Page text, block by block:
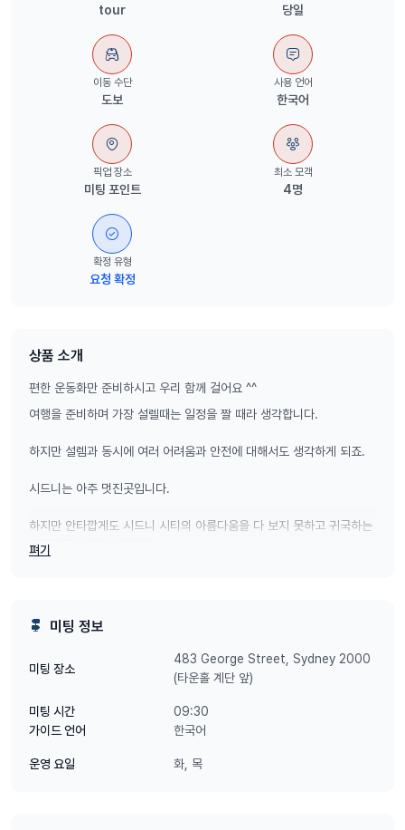
tour 당일
이동 수단
도보
사용 언어
한국어
픽업 장소
미팅 포인트
최소 모객
4명
확정 유형
요청 확정
상품 소개
편한 운동화만 준비하시고 우리 함께 걸어요 ^^
여행을 준비하며 가장 설렐때는 일정을 짤 때라 생각합니다.
하지만 설렘과 동시에 여러 어려움과 안전에 대해서도 생각하게 되죠.
시드니는 아주 멋진곳입니다.
하지만 안타깝게도 시드니 시티의 아름다움을 다 보지 못하고 귀국하는
여행객들이 대부분입니다.
편한 운동화만 준비하시고 우리 함께 걸어요 ^^
펴기
미팅 정보
미팅 장소
483 George Street, Sydney 2000
(타운홀 계단 앞)
미팅 시간
09:30
가이드 언어
한국어
운영 요일 화, 목